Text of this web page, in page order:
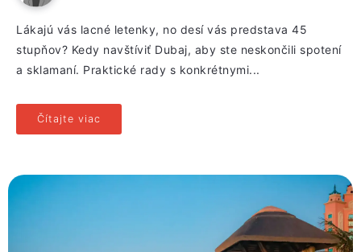
Lákajú vás lacné letenky, no desí vás predstava 45
stupňov? Kedy navštíviť Dubaj, aby ste neskončili spotení
a sklamaní. Praktické rady s konkrétnymi...
Čítajte viac